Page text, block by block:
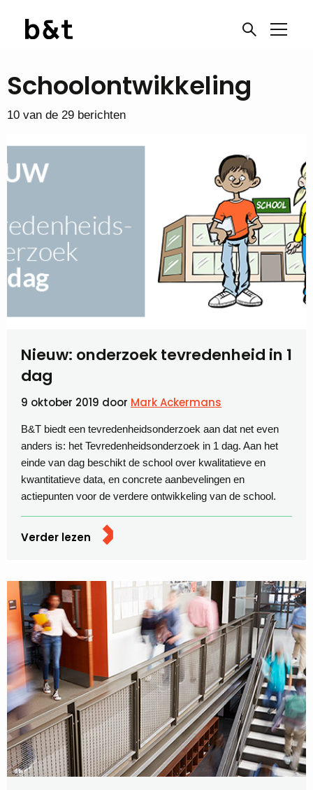
Schoolontwikkeling
10 van de 29 berichten
Nieuw: onderzoek tevredenheid in 1
dag
9 oktober 2019 door Mark Ackermans
B&T biedt een tevredenheidsonderzoek aan dat net even
anders is: het Tevredenheidsonderzoek in 1 dag. Aan het
einde van dag beschikt de school over kwalitatieve en
kwantitatieve data, en concrete aanbevelingen en
actiepunten voor de verdere ontwikkeling van de school.
Verder lezen